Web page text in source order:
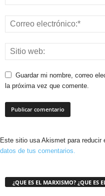
Guardar mi nombre, correo
la próxima vez que comente.
Este sitio usa Akismet para reducir
datos de tus comentarios.
¿QUE ES EL MARXISMO? ¿QUE ES